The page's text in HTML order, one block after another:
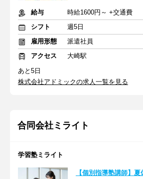
給与
時給1600円～ +交通費
シフト
週5日
雇用形態
派遣社員
アクセス
大崎駅
あと5日
株式会社アドミックの求人一覧を見る
合同会社ミライト
学習塾ミライト
【個別指導塾講師】